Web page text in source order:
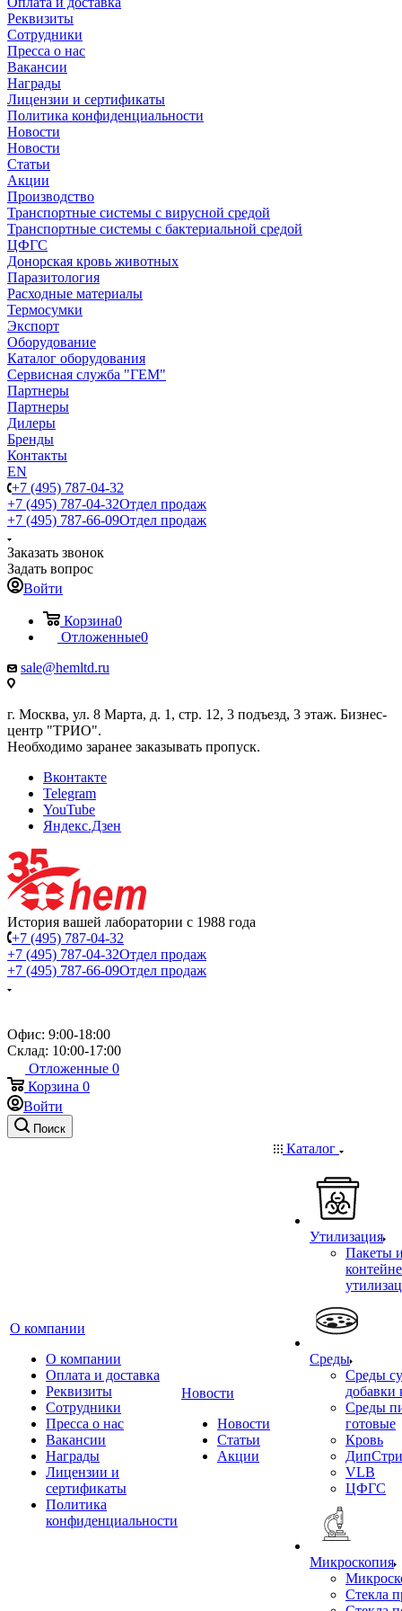
Реквизиты
Сотрудники
Пресса о нас
Вакансии
Награды
Лицензии и сертификаты
Политика конфиденциальности
Новости
Новости
Статьи
Акции
Производство
Транспортные системы с вирусной средой
Транспортные системы с бактериальной средой
ЦФГС
Донорская кровь животных
Паразитология
Расходные материалы
Термосумки
Экспорт
Оборудование
Каталог оборудования
Сервисная служба "ГЕМ"
Партнеры
Партнеры
Дилеры
Бренды
Контакты
EN
+7 (495) 787-04-32
+7 (495) 787-04-32Отдел продаж
+7 (495) 787-66-09Отдел продаж
Заказать звонок
Задать вопрос
Войти
Корзина0
Отложенные0
sale@hemltd.ru
г. Москва, ул. 8 Марта, д. 1, стр. 12, 3 подъезд, 3 этаж. Бизнес-
центр "ТРИО".
Необходимо заранее заказывать пропуск.
Вконтакте
Telegram
YouTube
Яндекс.Дзен
История вашей лаборатории с 1988 года
+7 (495) 787-04-32
+7 (495) 787-04-32Отдел продаж
+7 (495) 787-66-09Отдел продаж
Офис: 9:00-18:00
Склад: 10:00-17:00
Отложенные 0
Корзина 0
Войти
Поиск
О компании
О компании
Оплата и доставка
Реквизиты
Сотрудники
Пресса о нас
Вакансии
Награды
Лицензии и
сертификаты
Политика
конфиденциальности
Новости
Новости
Статьи
Акции
Каталог
Утилизация
Пакеты
Среды
Среды
добавки
Среды
готовые
Кровь
VLB
ЦФГС
Микроскопия
Стекла